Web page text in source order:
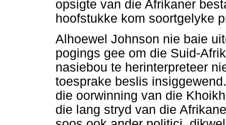
opsigte van die Afrikaner
hoofstukke kom soortgelyke
Alhoewel Johnson nie baie
pogings gee om die Suid-
nasiebou te herinterpreteer
toesprake beslis
die oorwinning van die
die lang stryd van die